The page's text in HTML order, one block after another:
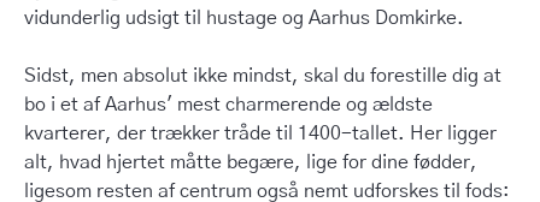
vidunderlig udsigt til hustage og Aarhus Domkirke.
Sidst, men absolut ikke mindst, skal du forestille dig at
bo i et af Aarhus' mest charmerende og ældste
kvarterer, der trækker tråde til 1400-tallet. Her ligger
alt, hvad hjertet måtte begære, lige for dine fødder,
ligesom resten af centrum også nemt udforskes til fods: